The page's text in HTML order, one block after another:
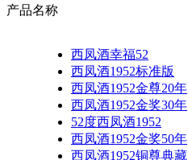
产品名称
西凤酒幸福52
西凤酒1952标准版
西凤酒1952金尊20年
西凤酒1952金奖30年
52度西凤酒1952
西凤酒1952金奖50年
西凤酒1952铜尊典藏